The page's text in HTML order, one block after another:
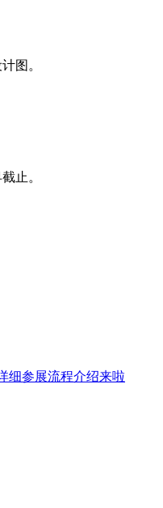
图‌。
止‌。
细参展流程介绍来啦